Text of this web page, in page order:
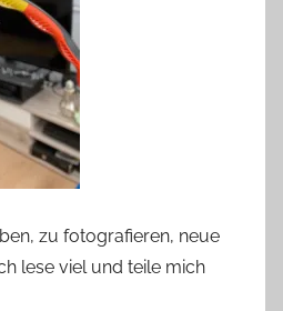
zu fotografieren, neue
lese viel und teile mich